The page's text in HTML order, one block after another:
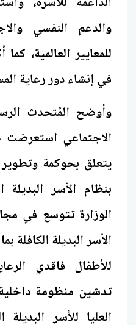
والدعم النفسي
للمعايير العالمية،
في إنشاء دور رعاية
وأوضح المُتحدث
الاجتماعي استعرضت
يتعلق بحوكمة
بنظام الأسر
الوزارة تتوسع في
الأسر البديلة
للأطفال فاقدي
تدشين منظومة داخلية
العليا للأسر البديلة